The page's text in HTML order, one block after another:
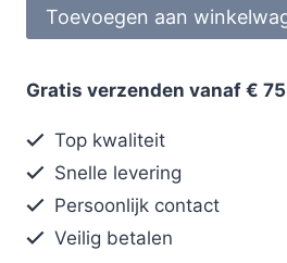
Toevoegen aan
Gratis verzenden vanaf €
Top kwaliteit
Snelle levering
Persoonlijk contact
Veilig betalen